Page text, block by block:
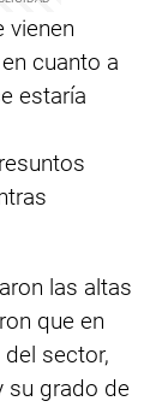
vienen
cuanto a
estaría
las altas
que en
sector,
su grado de